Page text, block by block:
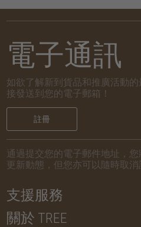
電子通訊
如欲了解新到貨品和推廣活動
接發送到您的電子郵箱！
註冊
通過提交您的電子郵件地址，
更新動態，但您亦可以隨時取消
支援服務
關於 TREE